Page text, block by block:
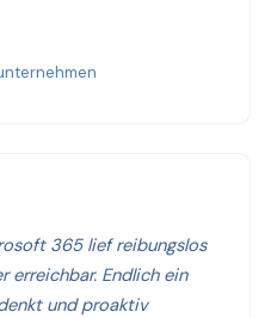
365 lief reibungslos
erreichbar. Endlich ein
und proaktiv